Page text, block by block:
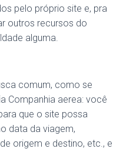
pelo próprio site e, pra
outros recursos do
alguma.
comum, como se
Companhia aerea: você
que o site possa
data da viagem,
origem e destino, etc., e